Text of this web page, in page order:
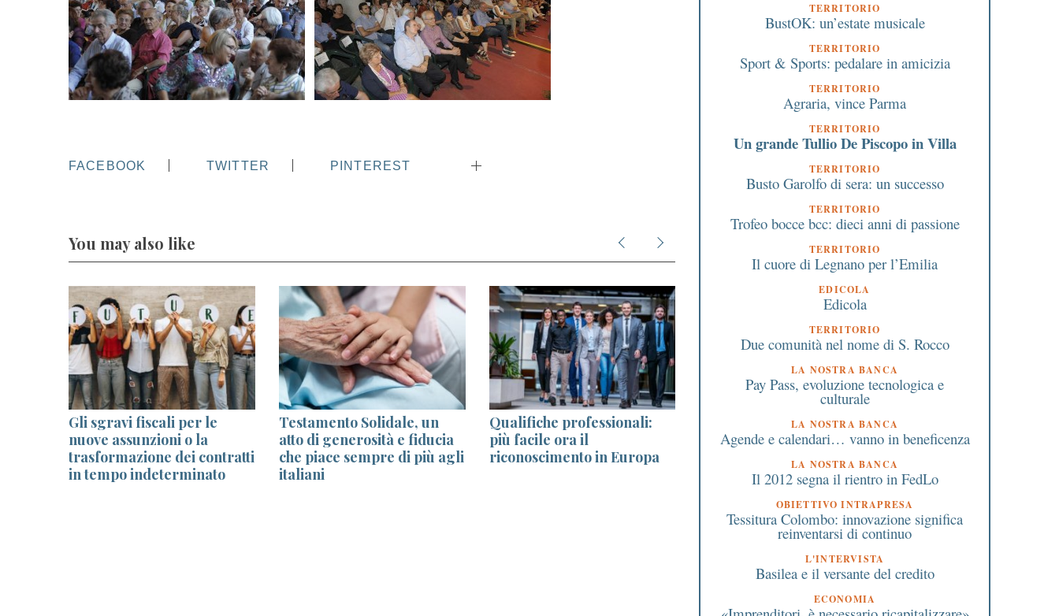
FACEBOOK TWITTER PINTEREST
You may also like
Gli sgravi fiscali per le
nuove assunzioni o la
trasformazione dei contratti
in tempo indeterminato
Testamento Solidale, un
atto di generosità e fiducia
che piace sempre di più agli
italiani
Qualifiche professionali:
più facile ora il
riconoscimento in Europa
Un percorso storico fra
dimore e luoghi di Busto
Garolfo domenica 8 maggio
imprese del settore
ripresa
TERRITORIO
BustOK: un’estate musicale
TERRITORIO
Sport & Sports: pedalare in amicizia
TERRITORIO
Agraria, vince Parma
TERRITORIO
Un grande Tullio De Piscopo in Villa
TERRITORIO
Busto Garolfo di sera: un successo
TERRITORIO
Trofeo bocce bcc: dieci anni di passione
TERRITORIO
Il cuore di Legnano per l’Emilia
EDICOLA
Edicola
TERRITORIO
Due comunità nel nome di S. Rocco
LA NOSTRA BANCA
Pay Pass, evoluzione tecnologica e
culturale
LA NOSTRA BANCA
Agende e calendari… vanno in beneficenza
LA NOSTRA BANCA
Il 2012 segna il rientro in FedLo
OBIETTIVO INTRAPRESA
Tessitura Colombo: innovazione significa
reinventarsi di continuo
L'INTERVISTA
Basilea e il versante del credito
ECONOMIA